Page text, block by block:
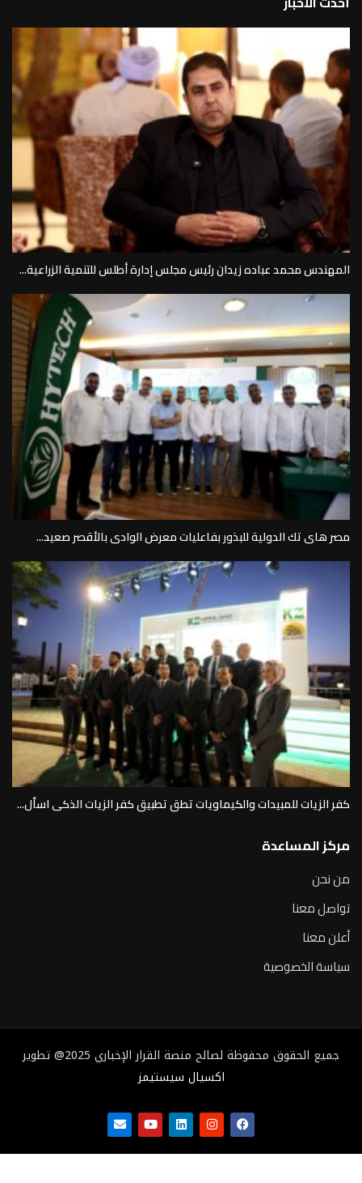
المهندس محمد عباده زيدان رئيس مجلس إدارة أطلس للتنمية الزراعية...
مصر هاى تك الدولية للبذور بفاعليات معرض الوادى بالأقصر صعيد...
كفر الزيات للمبيدات والكيماويات تطق تطبيق كفر الزيات الذكى اسأل...
مركز المساعدة
من نحن
تواصل معنا
أعلن معنا
سياسة الخصوصية
جميع الحقوق محفوظة لصالح منصة القرار الإخباري 2025@ تطوير
اكسيال سيستيمز